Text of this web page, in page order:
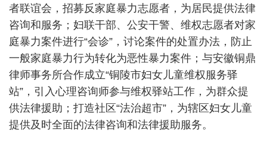
者联谊会，招募反家庭暴力志愿者，为居民提供法律
咨询和服务；妇联干部、公安干警、维权志愿者对家
庭暴力案件进行“会诊” ，讨论案件的处置办法，防止
一般家庭暴力行为转化为恶性暴力案件；与安徽铜鼎
律师事务所合作成立“铜陵市妇女儿童维权服务驿
站” ，引入心理咨询师参与维权驿站工作，为群众提
供法律援助；打造社区“法治超市” ，为辖区妇女儿童
提供及时全面的法律咨询和法律援助服务。